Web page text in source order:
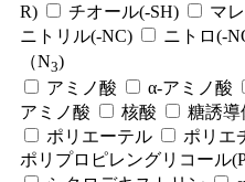
R)
チオール(-SH) マ
ニトリル(-NC)
ニトロ(-
（N3)
アミノ酸
α-アミノ酸
アミノ酸
核酸
糖誘導
ポリエーテル
ポリエ
ポリプロピレングリコール